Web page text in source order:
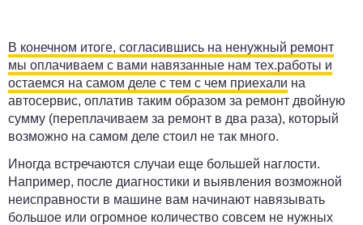
В конечном итоге, согласившись на ненужный ремонт
мы оплачиваем с вами навязанные нам тех.работы и
остаемся на самом деле с тем с чем приехали на
автосервис, оплатив таким образом за ремонт двойную
сумму (переплачиваем за ремонт в два раза), который
возможно на самом деле стоил не так много.
Иногда встречаются случаи еще большей наглости.
Например, после диагностики и выявления возможной
неисправности в машине вам начинают навязывать
большое или огромное количество совсем не нужных